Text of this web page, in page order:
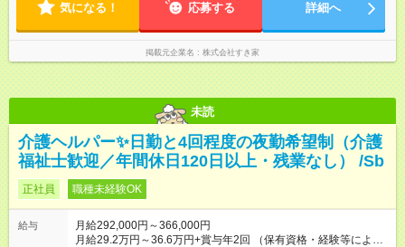
のシフトを組んでいます。 ★各店舗のサポートのために本社に
気になる！ 応募する 詳細へ
掲載元企業名 株式会社すき家
未読
介護ヘルパー✨日勤と4回程度の夜勤希望制（介護
福祉士歓迎／年間休日120日以上・残業なし） /Sb
正社員 職種未経験OK
給与
月給292,000円～366,000円
月給29.2万円～36.6万円+賞与年2回 （保有資格・経験等により